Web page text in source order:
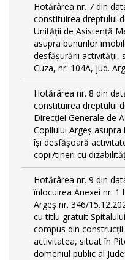
Hotărârea nr. 7 din
constituirea dreptului
Unității de Asistență
asupra bunurilor
desfășurării activității,
Cuza, nr. 104A, jud.
Hotărârea nr. 8 din
constituirea dreptului
Direcției Generale de
Copilului Argeș
își desfășoară
copii/tineri cu
Hotărârea nr. 9 din
înlocuirea Anexei nr. 1
Argeș nr. 346/
cu titlu gratuit
compus din
activitatea, situat în
domeniul public al